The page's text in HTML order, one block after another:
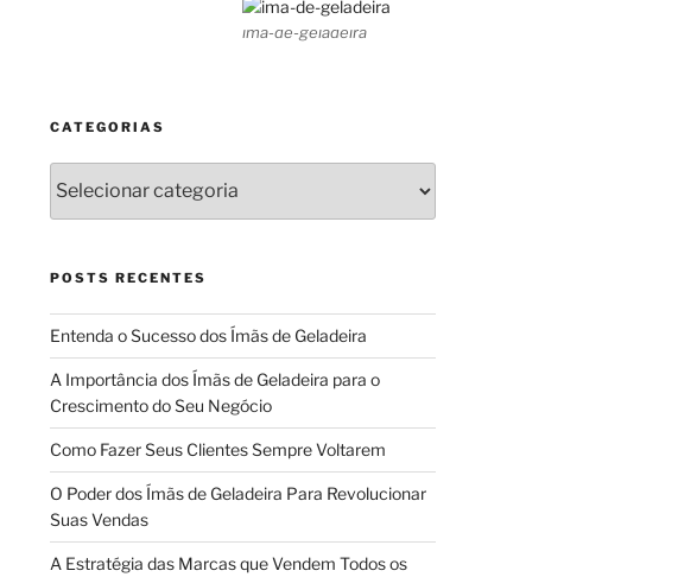
ima-de-geladeira
CATEGORIAS
POSTS RECENTES
Entenda o Sucesso dos Ímãs de Geladeira
A Importância dos Ímãs de Geladeira para o
Crescimento do Seu Negócio
Como Fazer Seus Clientes Sempre Voltarem
O Poder dos Ímãs de Geladeira Para Revolucionar
Suas Vendas
A Estratégia das Marcas que Vendem Todos os